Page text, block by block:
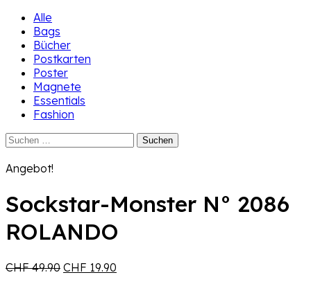
Alle
Bags
Bücher
Postkarten
Poster
Magnete
Essentials
Fashion
Suchen
Angebot!
Sockstar-Monster N° 2086
ROLANDO
CHF49.90 Ursprünglicher
CHF 19.90